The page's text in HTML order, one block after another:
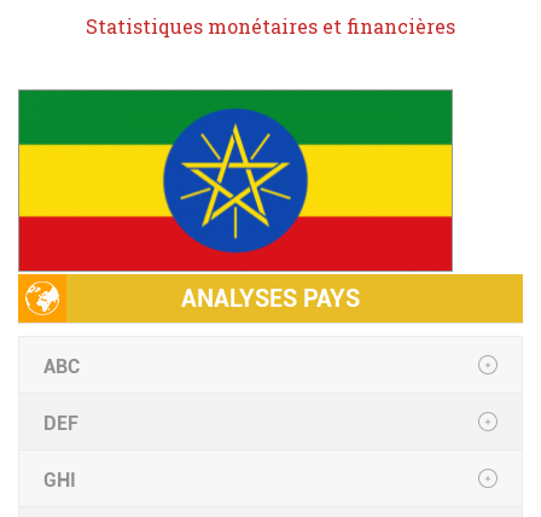
Statistiques monétaires et financières
ANALYSES PAYS
ABC
DEF
GHI